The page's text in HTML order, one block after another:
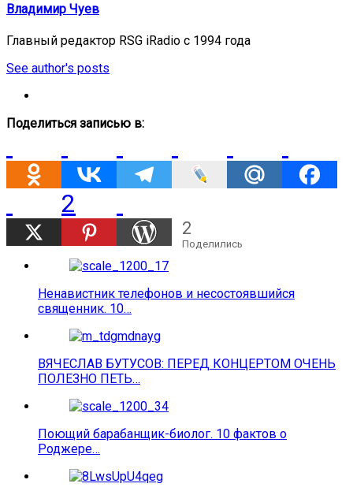
Владимир Чуев
Главный редактор RSG iRadio с 1994 года
See author's posts
Поделиться записью в:
2
2
Поделились
Ненавистник телефонов и несостоявшийся
священник. 10…
ВЯЧЕСЛАВ БУТУСОВ: ПЕРЕД КОНЦЕРТОМ ОЧЕНЬ
ПОЛЕЗНО ПЕТЬ…
Поющий барабанщик-биолог. 10 фактов о
Роджере…